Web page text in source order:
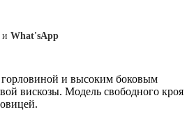
и What'sApp
и высоким боковым
вискозы. Модель свободного кроя